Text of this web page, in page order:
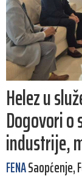
Helez u
Dogovori
industrije,
FENASaopćenje,